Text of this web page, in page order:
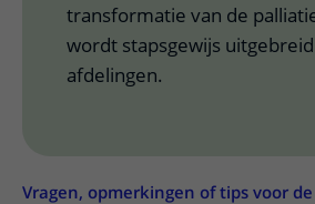
transformatie van de
wordt stapsgewijs
afdelingen.
Vragen, opmerkingen of tips voor